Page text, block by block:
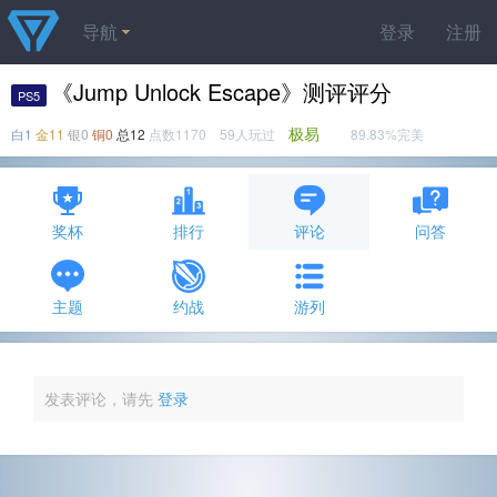
登录 注册
导航
PS5 《Jump Unlock Escape》测评评分
白1 金11 银0 铜0 总12 点数1170 59人玩过 极易 89.83%完美
奖杯 排行 评论 问答
主题 约战 游列
发表评论，请先 登录